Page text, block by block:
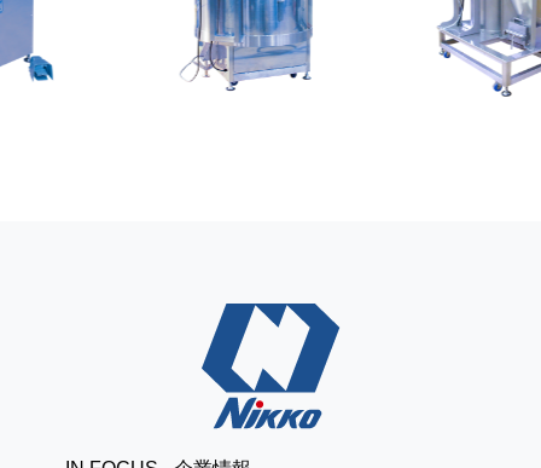
ニッコーブログ
レザークラフトで簡単パ
スケース[道具準備編]